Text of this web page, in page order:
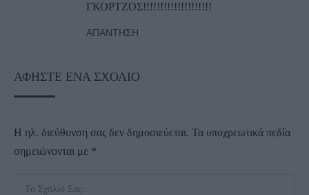
ΓΚΟΡΤΖΟΣ!!!!!!!!!!!!!!!!!!!!
ΑΠΆΝΤΗΣΗ
ΑΦΉΣΤΕ ΈΝΑ ΣΧΌΛΙΟ
Η ηλ. διεύθυνση σας δεν δημοσιεύεται. Τα υποχρεωτικά πεδία
σημειώνονται με *